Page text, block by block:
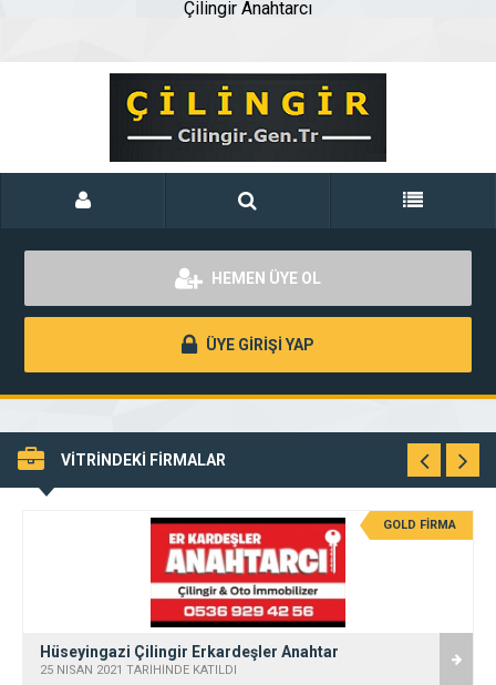
Çilingir Anahtarcı
HEMEN ÜYE OL
ÜYE GİRİŞİ YAP
VİTRİNDEKİ FİRMALAR
GOLD FİRMA
Hüseyingazi Çilingir Erkardeşler Anahtar
25 NISAN 2021 TARİHİNDE KATILDI